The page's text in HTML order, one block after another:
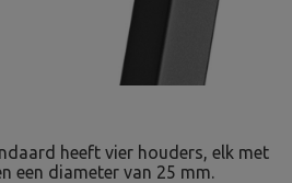
heeft vier houders, elk met
een diameter van 25 mm.